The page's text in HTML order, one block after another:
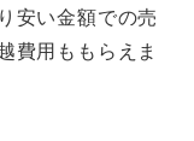
安い金額での売
費用ももらえま